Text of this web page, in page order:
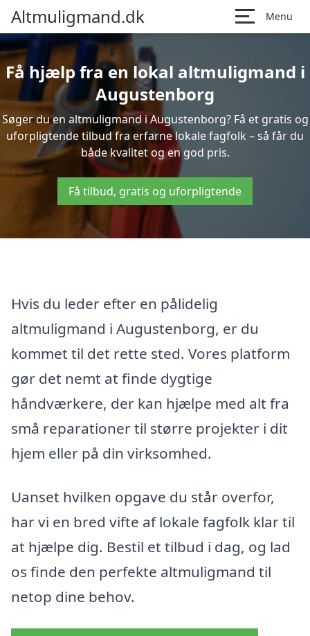
Altmuligmand.dk Menu
Få hjælp fra en lokal altmuligmand i
Augustenborg
Søger du en altmuligmand i Augustenborg? Få et gratis og
uforpligtende tilbud fra erfarne lokale fagfolk – så får du
både kvalitet og en god pris.
Få tilbud, gratis og uforpligtende
Hvis du leder efter en pålidelig
altmuligmand i Augustenborg, er du
kommet til det rette sted. Vores platform
gør det nemt at finde dygtige
håndværkere, der kan hjælpe med alt fra
små reparationer til større projekter i dit
hjem eller på din virksomhed.
Uanset hvilken opgave du står overfor,
har vi en bred vifte af lokale fagfolk klar til
at hjælpe dig. Bestil et tilbud i dag, og lad
os finde den perfekte altmuligmand til
netop dine behov.